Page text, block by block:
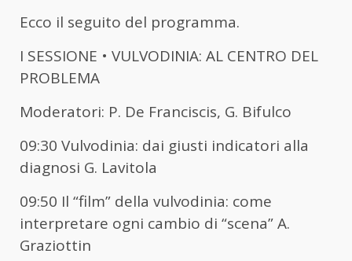
Ecco il seguito del programma.
I SESSIONE • VULVODINIA: AL CENTRO DEL
PROBLEMA
Moderatori: P. De Franciscis, G. Bifulco
09:30 Vulvodinia: dai giusti indicatori alla
diagnosi G. Lavitola
09:50 Il “film” della vulvodinia: come
interpretare ogni cambio di “scena” A.
Graziottin